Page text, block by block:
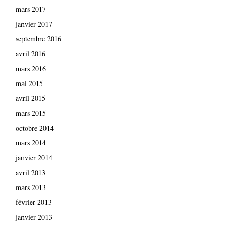
mars 2017
janvier 2017
septembre 2016
avril 2016
mars 2016
mai 2015
avril 2015
mars 2015
octobre 2014
mars 2014
janvier 2014
avril 2013
mars 2013
février 2013
janvier 2013